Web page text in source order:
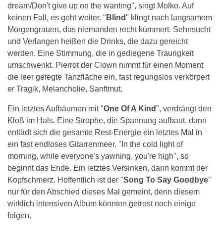
dream/Don't give up on the wanting", singt Molko. Auf
keinen Fall, es geht weiter. " Blind" klingt nach langsamem
Morgengrauen, das niemanden recht kümmert. Sehnsucht
und Verlangen heißen die Drinks, die dazu gereicht
werden. Eine Stimmung, die in gediegene Traurigkeit
umschwenkt. Pierrot der Clown nimmt für einen Moment
die leer gefegte Tanzfläche ein, fast regungslos verkörpert
er Tragik, Melancholie, Sanftmut.
Ein letztes Aufbäumen mit "One Of A Kind", verdrängt den
Kloß im Hals. Eine Strophe, die Spannung aufbaut, dann
entlädt sich die gesamte Rest-Energie ein letztes Mal in
ein fast endloses Gitarrenmeer. "In the cold light of
morning, while everyone's yawning, you're high", so
beginnt das Ende. Ein letztes Versinken, dann kommt der
Kopfschmerz. Hoffentlich ist der "Song To Say Goodbye"
nur für den Abschied dieses Mal gemeint, denn diesem
wirklich intensiven Album könnten getrost noch einige
folgen.